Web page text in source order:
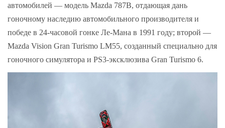
автомобилей — модель Mazda 787B, отдающая дань
гоночному наследию автомобильного производителя и
победе в 24-часовой гонке Ле-Мана в 1991 году; второй —
Mazda Vision Gran Turismo LM55, созданный специально для
гоночного симулятора и PS3-эксклюзива Gran Turismo 6.